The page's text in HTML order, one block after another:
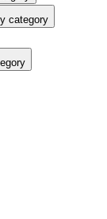
category